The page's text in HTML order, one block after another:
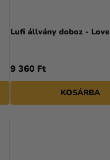
Lufi állvány doboz - Love
9 360 Ft
KOSÁRBA